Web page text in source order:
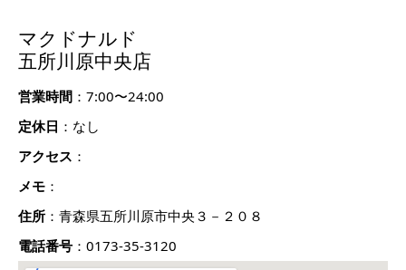
マクドナルド
五所川原中央店
営業時間 ：7:00〜24:00
定休日 ：なし
アクセス ：
メモ ：
住所 ：青森県五所川原市中央３－２０８
電話番号 ：0173-35-3120